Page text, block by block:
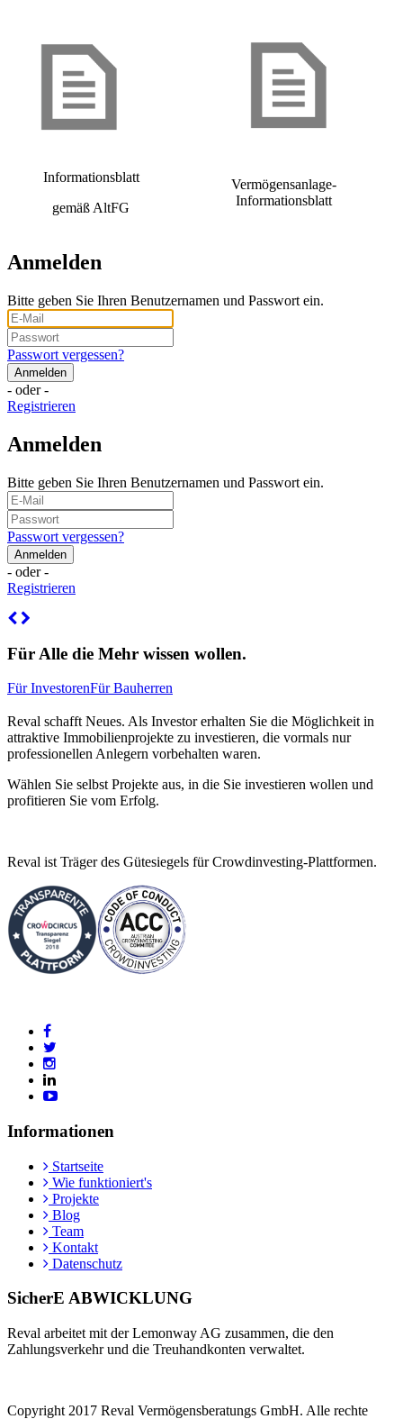
Informationsblatt
gemäß AltFG
Vermögensanlage-
Informationsblatt
Anmelden
Bitte geben Sie Ihren Benutzernamen und Passwort ein.
Passwort vergessen?
- oder -
Registrieren
Anmelden
Bitte geben Sie Ihren Benutzernamen und Passwort ein.
Passwort vergessen?
- oder -
Registrieren
Für Alle die Mehr wissen wollen.
Für InvestorenFür Bauherren
Reval schafft Neues. Als Investor erhalten Sie die Möglichkeit in
attraktive Immobilienprojekte zu investieren, die vormals nur
professionellen Anlegern vorbehalten waren.
Wählen Sie selbst Projekte aus, in die Sie investieren wollen und
profitieren Sie vom Erfolg.
Reval ist Träger des Gütesiegels für Crowdinvesting-Plattformen.
Informationen
Startseite
Wie funktioniert's
Projekte
Blog
Team
Kontakt
Datenschutz
SicherE ABWICKLUNG
Reval arbeitet mit der Lemonway AG zusammen, die den
Zahlungsverkehr und die Treuhandkonten verwaltet.
Copyright 2017 Reval Vermögensberatungs GmbH. Alle rechte